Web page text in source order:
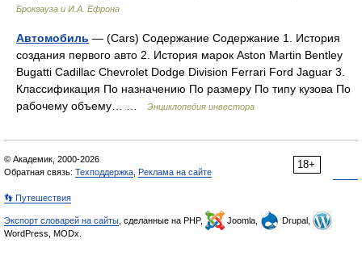
Брокгауза и И.А. Ефрона
Автомобиль — (Cars) Содержание Содержание 1. История
создания первого авто 2. История марок Aston Martin Bentley
Bugatti Cadillac Chevrolet Dodge Division Ferrari Ford Jaguar 3.
Классификация По назначению По размеру По типу кузова По
рабочему объему… …
Энциклопедия инвестора
18+
© Академик, 2000-2026
Обратная связь: Техподдержка Реклама на сайте
👣 Путешествия
Экспорт словарей на сайты , сделанные на PHP, Joomla,
Drupal,
WordPress, MODx.